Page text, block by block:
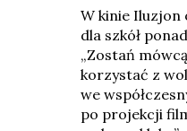
W kinie Iluzjon
dla szkół
„Zostań
korzystać z
we
po projekcji